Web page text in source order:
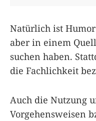
Natürlich ist
aber in einem
suchen haben.
die Fachlichkeit
Auch die Nutzung
Vorgehensweisen